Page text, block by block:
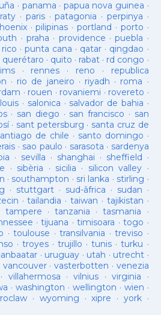
· panama · papua nova guinea ·
· paris·patagonia · perpinya ·
·pilipinas ·portland · porto ·
·praha · providence ·puebla ·
·punta cana · qatar · qingdao ·
querétaro · quito · rabat · rd congo ·
· rennes · reno · republica
· rio de janeiro · riyadh · roma ·
· rouen · rovaniemi · rovereto ·
· salonica · salvador de bahia ·
· san diego · san francisco · san
· sant petersburg · santa cruz de
de chile · santo domingo ·
· sao paulo · sarasota · sardenya
· sevilla · shanghai · sheffield ·
· sibèria · sicilia · silicon valley ·
· southampton · sri lanka · stirling ·
· stuttgart· sud-âfrica · sudan ·
·tailandia ·taiwan · tajikistan ·
tampere · tanzania ·tasmania ·
·tijuana ·timisoara ·togo ·
·toulouse ·transilvania ·treviso ·
· troyes·trujillo ·tunis ·turku ·
· uruguay · utah · utrecht ·
vancouver· vasterbotten · venezia
· villahermosa ·vilnius ·virginia ·
·washington · wellington · wien ·
· wyoming ·xipre · york·